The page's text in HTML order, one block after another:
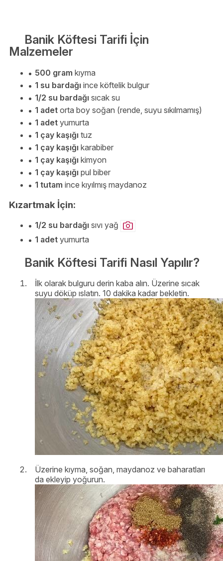
Banik Köftesi Tarifi İçin
Malzemeler
500 gram kıyma
1 su bardağı ince köftelik bulgur
1/2 su bardağı sıcak su
1 adet orta boy soğan (rende, suyu sıkılmamış)
1 adet yumurta
1 çay kaşığı tuz
1 çay kaşığı karabiber
1 çay kaşığı kimyon
1 çay kaşığı pul biber
1 tutam ince kıyılmış maydanoz
Kızartmak İçin:
1/2 su bardağı sıvı yağ
1 adet yumurta
Banik Köftesi Tarifi Nasıl Yapılır?
İlk olarak bulguru derin kaba alın. Üzerine sıcak
suyu döküp ıslatın. 10 dakika kadar bekletin.
Üzerine kıyma, soğan, maydanoz ve baharatları
da ekleyip yoğurun.